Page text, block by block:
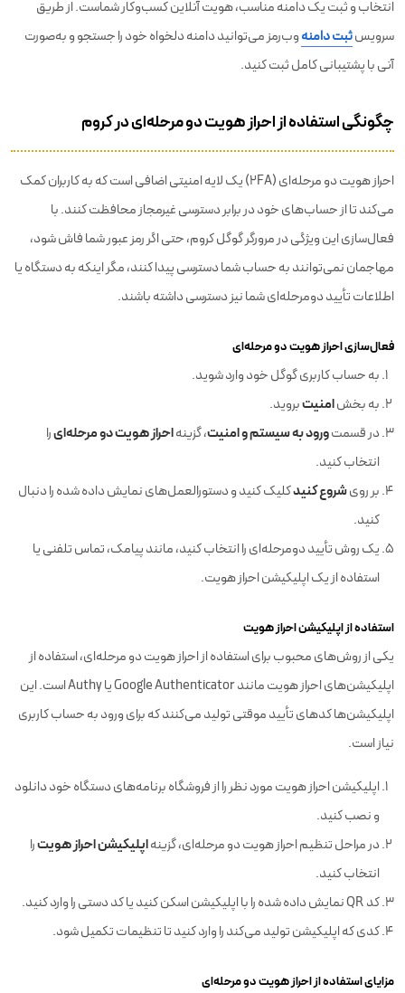
انتخاب و ثبت یک دامنه مناسب، هویت آنلاین کسب‌وکار شماست. از طریق
سرویسثبت دامنهوب‌رمز می‌توانید دامنه دلخواه خود را جستجو و به‌صورت
آنی با پشتیبانی کامل ثبت کنید.
چگونگی استفاده از احراز هویت دو مرحله‌ای در کروم
احراز هویت دو مرحله‌ای (2FA) یک لایه امنیتی اضافی است که به کاربران کمک
می‌کند تا از حساب‌های خود در برابر دسترسی غیرمجاز محافظت کنند. با
فعال‌سازی این ویژگی در مرورگر گوگل کروم، حتی اگر رمز عبور شما فاش شود،
مهاجمان نمی‌توانند به حساب شما دسترسی پیدا کنند، مگر اینکه به دستگاه یا
اطلاعات تأیید دومرحله‌ای شما نیز دسترسی داشته باشند.
فعال‌سازی احراز هویت دو مرحله‌ای
به حساب کاربری گوگل خود وارد شوید.
به بخشامنیتبروید.
در قسمتورود به سیستم و امنیت، گزینهاحراز هویت دو مرحله‌ایرا
انتخاب کنید.
بر رویشروع کنیدکلیک کنید و دستورالعمل‌های نمایش داده شده را دنبال
کنید.
یک روش تأیید دومرحله‌ای را انتخاب کنید، مانند پیامک، تماس تلفنی یا
استفاده از یک اپلیکیشن احراز هویت.
استفاده از اپلیکیشن احراز هویت
یکی از روش‌های محبوب برای استفاده از احراز هویت دو مرحله‌ای، استفاده از
اپلیکیشن‌های احراز هویت مانند Google Authenticator یا Authy است. این
اپلیکیشن‌ها کدهای تأیید موقتی تولید می‌کنند که برای ورود به حساب کاربری
نیاز است.
اپلیکیشن احراز هویت مورد نظر را از فروشگاه برنامه‌های دستگاه خود دانلود
و نصب کنید.
در مراحل تنظیم احراز هویت دو مرحله‌ای، گزینهاپلیکیشن احراز هویترا
انتخاب کنید.
کد QR نمایش داده شده را با اپلیکیشن اسکن کنید یا کد دستی را وارد کنید.
کدی که اپلیکیشن تولید می‌کند را وارد کنید تا تنظیمات تکمیل شود.
مزایای استفاده از احراز هویت دو مرحله‌ای